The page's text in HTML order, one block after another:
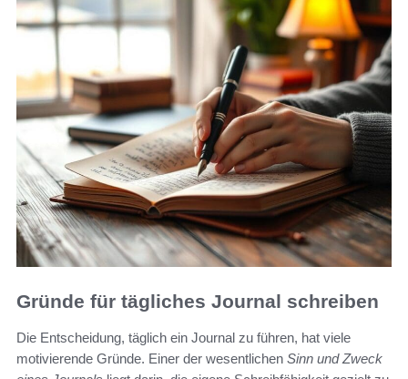
Gründe für tägliches Journal schreiben
Die Entscheidung, täglich ein Journal zu führen, hat viele
motivierende Gründe. Einer der wesentlichen Sinn und Zweck